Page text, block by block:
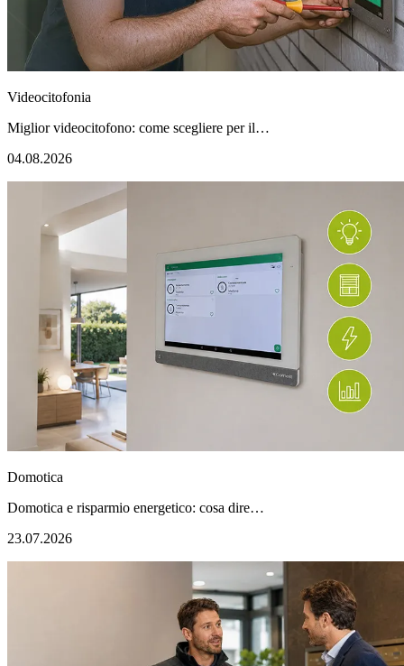
Videocitofonia
Miglior videocitofono: come scegliere per il…
04.08.2026
Domotica
Domotica e risparmio energetico: cosa dire…
23.07.2026